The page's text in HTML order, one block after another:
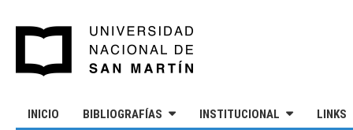
INICIO BIBLIOGRAFÍAS INSTITUCIONAL LINKS